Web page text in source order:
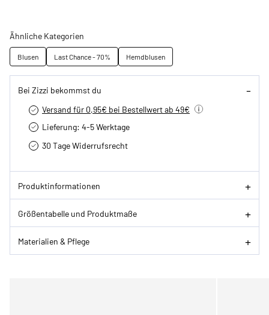
Ähnliche Kategorien
Blusen Last Chance - 70% Hemdblusen
Bei Zizzi bekommst du
Versand für 0,95€ bei Bestellwert ab 49€
Lieferung: 4-5 Werktage
30 Tage Widerrufsrecht
Produktinformationen
Größentabelle und Produktmaße
Materialien & Pflege